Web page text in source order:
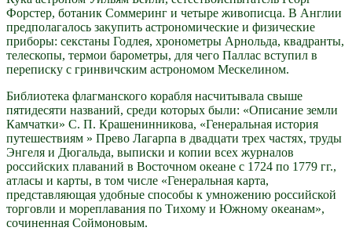
Форстер, ботаник Соммеринг и четыре живописца. В Англии
предполагалось закупить астрономические и физические
приборы: секстаны Годлея, хронометры Арнольда, квадранты,
телескопы, термои барометры, для чего Паллас вступил в
переписку с гринвичским астрономом Мескелином.
Библиотека флагманского корабля насчитывала свыше
пятидесяти названий, среди которых были: «Описание земли
Камчатки» С. П. Крашенинникова, «Генеральная история
путешествиям » Прево Лагарпа в двадцати трех частях, труды
Энгеля и Дюгальда, выписки и копии всех журналов
российских плаваний в Восточном океане с 1724 по 1779 гг.,
атласы и карты, в том числе «Генеральная карта,
представляющая удобные способы к умножению российской
торговли и мореплавания по Тихому и Южному океанам»,
сочиненная Соймоновым.